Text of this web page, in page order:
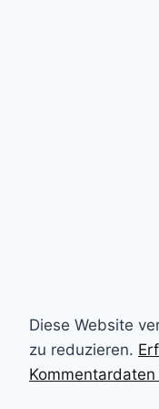
Diese Website
zu reduzieren.